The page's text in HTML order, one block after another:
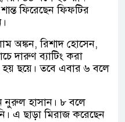
ফিরেছেন ফিফটির
অঙ্কন, রিশাদ হোসেন,
দারুণ ব্যাটিং করা
হয় ছয়ে। তবে এবার ৬ বলে
নুরুল হাসান। ৮ বলে
এ ছাড়া মিরাজ করেছেন